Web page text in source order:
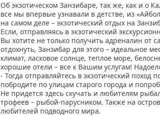
Об экзотическом Занзибаре, так же, как и о
все мы впервые узнавали в детстве, из
на самом деле – экзотический отдых на
Если, отправляясь в экзотический
Вы хотите не только получить адреналин от
отдохнуть, Занзибар для этого – идеальное
климат, ласковое солнце, теплое море,
хорошие отели – все к Вашим услугам!
- Тогда отправляйтесь в экзотический поход
побродите по улицам старого города и
Не придется здесь скучать и любителям
трофеев – рыбой-парусником. Также на
любителей подводного мира.